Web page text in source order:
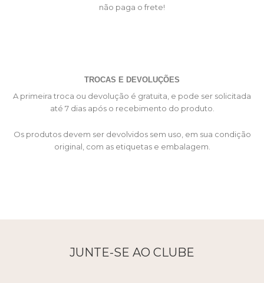
não paga o frete!
TROCAS E DEVOLUÇÕES
A primeira troca ou devolução é gratuita, e pode ser solicitada
até 7 dias após o recebimento do produto.
Os produtos devem ser devolvidos sem uso, em sua condição
original, com as etiquetas e embalagem.
JUNTE-SE AO CLUBE